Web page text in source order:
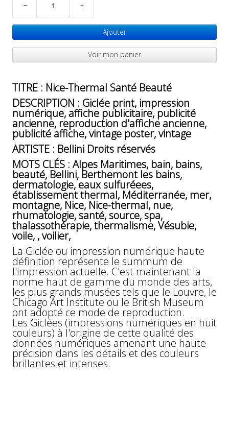
− +
Ajouter
Voir mon panier
TITRE : Nice-Thermal Santé Beauté
DESCRIPTION : Giclée print, impression
numérique, affiche publicitaire, publicité
ancienne, reproduction d'affiche ancienne,
publicité affiche, vintage poster, vintage
ARTISTE : Bellini Droits réservés
MOTS CLÉS : Alpes Maritimes, bain, bains,
beauté, Bellini, Berthemont les bains,
dermatologie, eaux sulfuréees,
établissement thermal, Méditerranée, mer,
montagne, Nice, Nice-thermal, nue,
rhumatologie, santé, source, spa,
thalassothérapie, thermalisme, Vésubie,
voile, , voilier,
La Giclée ou impression numérique haute
définition représente le summum de
l'impression actuelle. C'est maintenant la
norme haut de gamme du monde des arts,
les plus grands musées tels que le Louvre, le
Chicago Art Institute ou le British Museum
ont adopté ce mode de reproduction.
Les Giclées (impressions numériques en huit
couleurs) à l'origine de cette qualité des
données numériques amenant une haute
précision dans les détails et des couleurs
brillantes et intenses.